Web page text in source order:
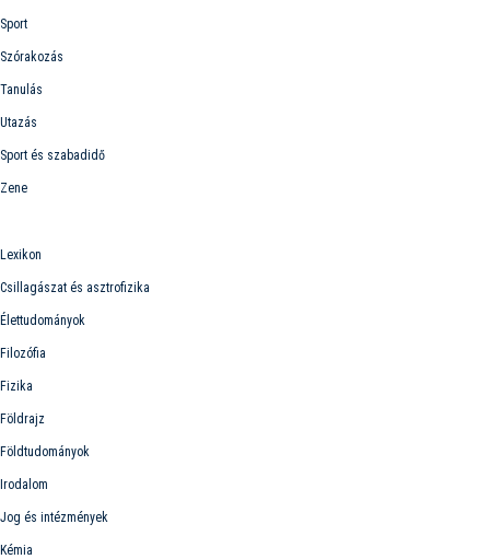
Sport
Szórakozás
Tanulás
Utazás
Sport és szabadidő
Zene
Lexikon
Csillagászat és asztrofizika
Élettudományok
Filozófia
Fizika
Földrajz
Földtudományok
Irodalom
Jog és intézmények
Kémia